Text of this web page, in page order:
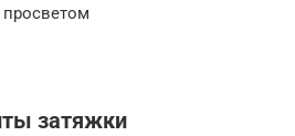
затяжки